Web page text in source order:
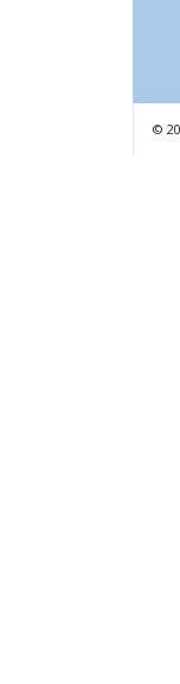
©